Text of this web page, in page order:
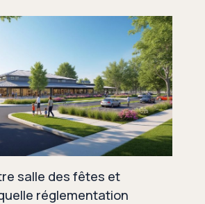
salle des fêtes et
réglementation